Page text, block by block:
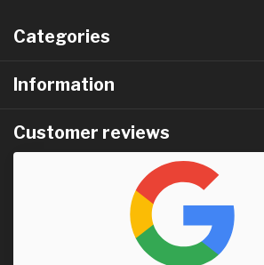
Categories
Information
Customer reviews